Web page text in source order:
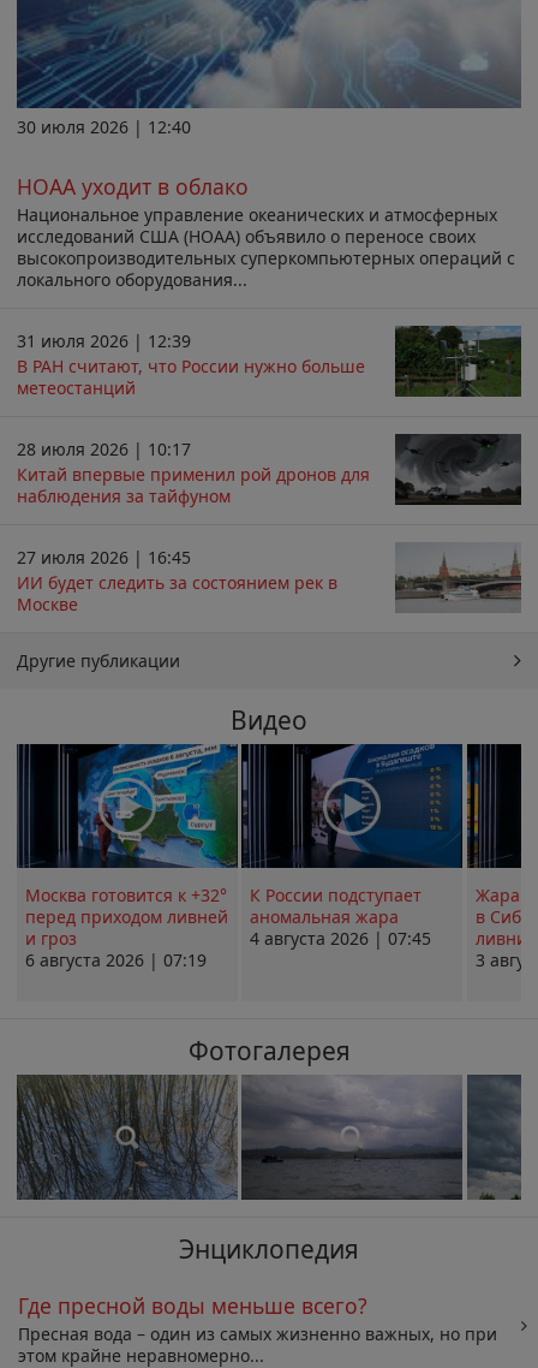
30 июля 2026 | 12:40
НОАА уходит в облако
Национальное управление океанических и атмосферных
исследований США (НОАА) объявило о переносе своих
высокопроизводительных суперкомпьютерных операций с
локального оборудования...
31 июля 2026 | 12:39
В РАН считают, что России нужно больше
метеостанций
28 июля 2026 | 10:17
Китай впервые применил рой дронов для
наблюдения за тайфуном
27 июля 2026 | 16:45
ИИ будет следить за состоянием рек в
Москве
Другие публикации
Видео
Москва готовится к +32°
перед приходом ливней
и гроз
6 августа 2026 | 07:19
К России подступает
аномальная жара
4 августа 2026 | 07:45
Жара в
в
ливни
3
Фотогалерея
Энциклопедия
Где пресной воды меньше всего?
Пресная вода – один из самых жизненно важных, но при
этом крайне неравномерно...